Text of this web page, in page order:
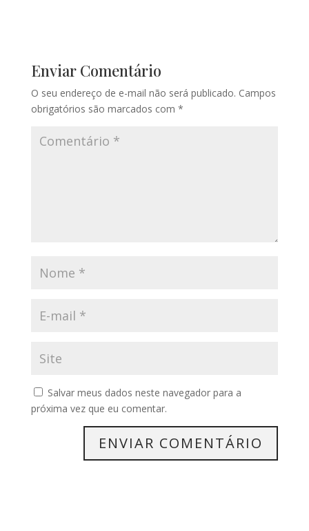
Enviar Comentário
O seu endereço de e-mail não será publicado. Campos
obrigatórios são marcados com *
Salvar meus dados neste navegador para a
próxima vez que eu comentar.